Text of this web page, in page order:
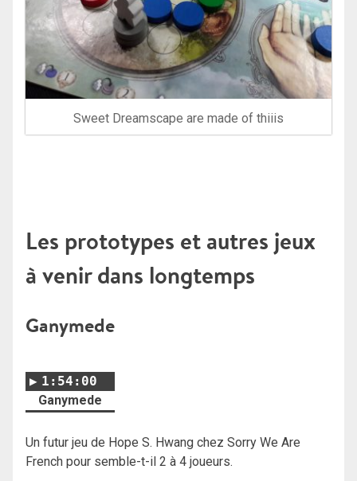
Sweet Dreamscape are made of thiiis
Les prototypes et autres jeux
à venir dans longtemps
Ganymede
1:54:00
Ganymede
Un futur jeu de Hope S. Hwang chez Sorry We Are
French pour semble-t-il 2 à 4 joueurs.